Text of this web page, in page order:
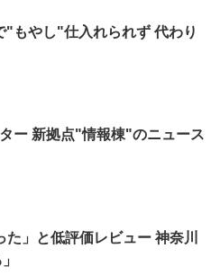
"もやし"仕入れられず 代わり
ー 新拠点"情報棟"のニュース
た」と低評価レビュー 神奈川